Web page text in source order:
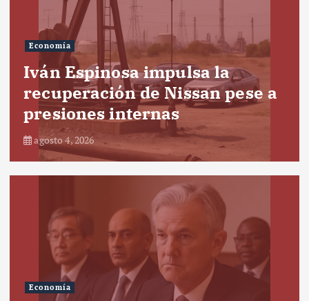
Economía
Iván Espinosa impulsa la
recuperación de Nissan pese a
presiones internas
agosto 4, 2026
Economía